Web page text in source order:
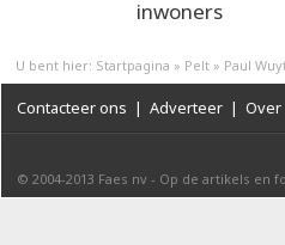
inwoners
U bent hier: Startpagina » Pelt » Paul
Contacteer ons | Adverteer | Over
© 2004-2013 Faes nv - Op de artikels en